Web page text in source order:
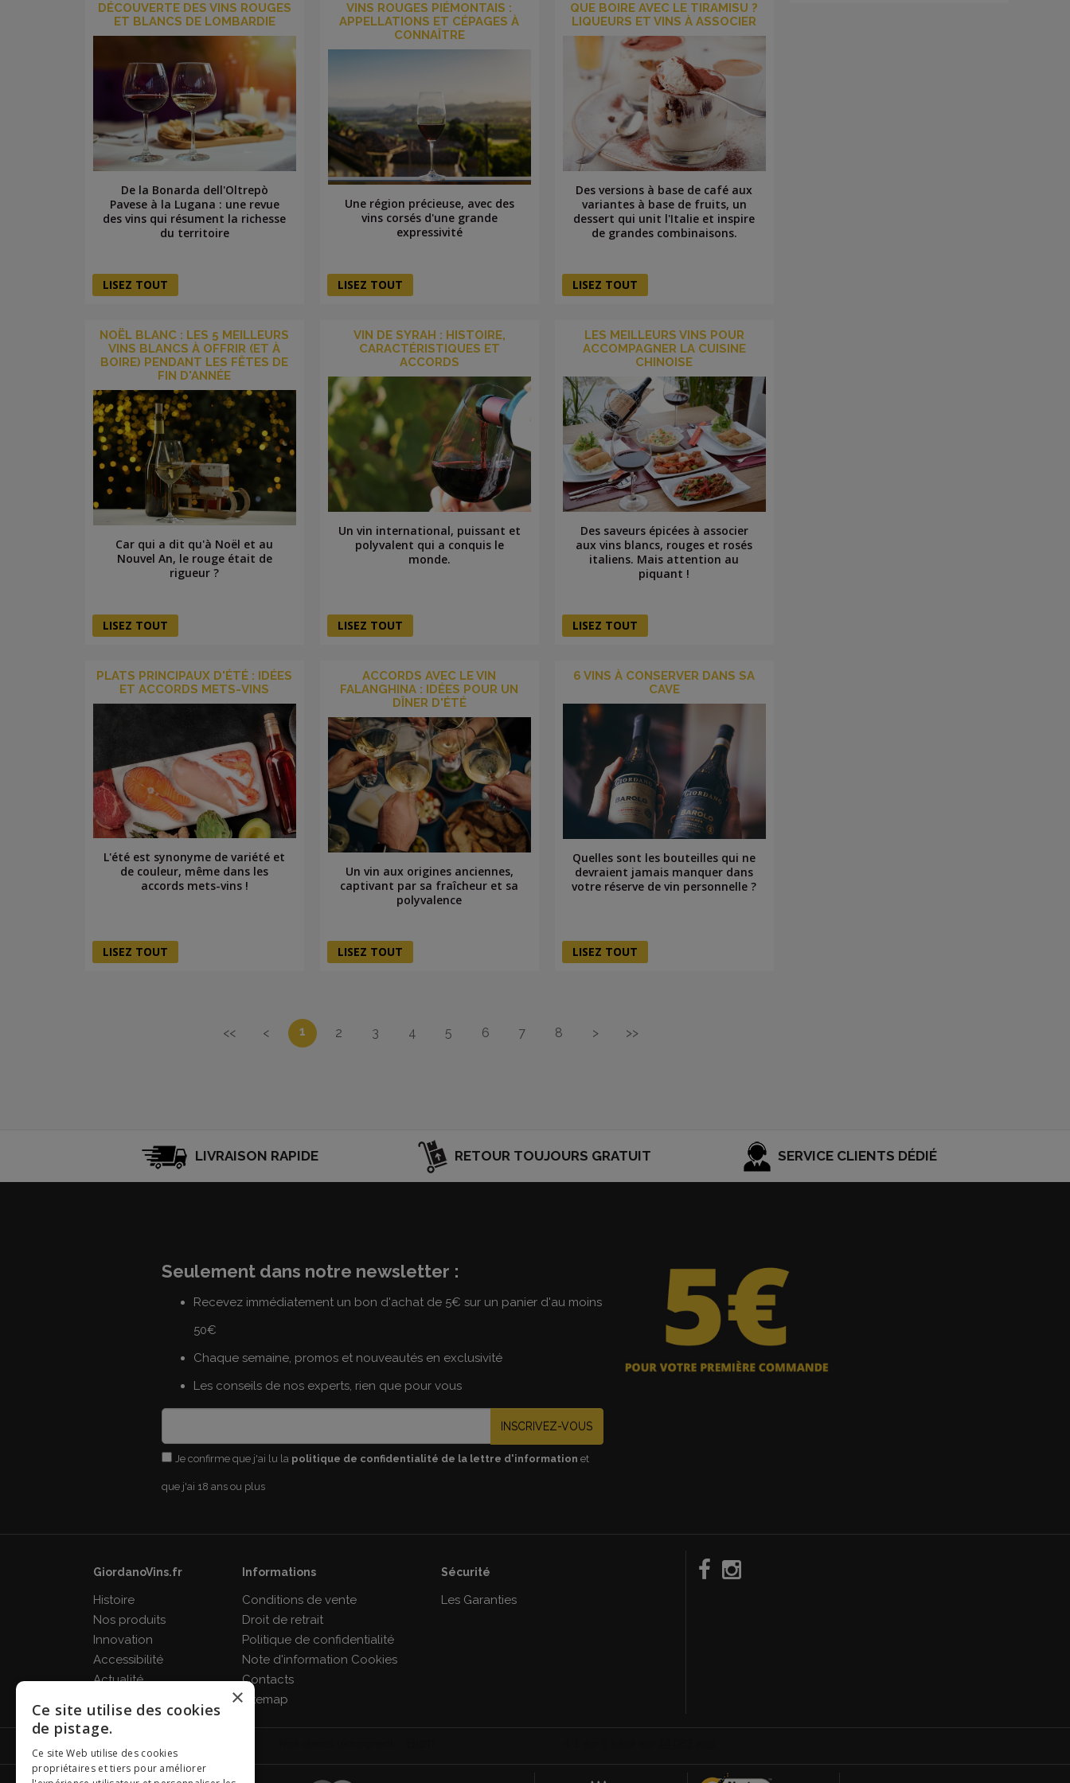
DÉCOUVERTE DES VINS ROUGES
ET BLANCS DE LOMBARDIE
De la Bonarda dell'Oltrepò
Pavese à la Lugana : une revue
des vins qui résument la richesse
du territoire
LISEZ TOUT
VINS ROUGES PIÉMONTAIS :
APPELLATIONS ET CÉPAGES À
CONNAÎTRE
Une région précieuse, avec des
vins corsés d'une grande
expressivité
LISEZ TOUT
QUE BOIRE AVEC LE TIRAMISU ?
LIQUEURS ET VINS À ASSOCIER
Des versions à base de café aux
variantes à base de fruits, un
dessert qui unit l'Italie et inspire
de grandes combinaisons.
LISEZ TOUT
NOËL BLANC : LES 5 MEILLEURS
VINS BLANCS À OFFRIR (ET À
BOIRE) PENDANT LES FÊTES DE
FIN D'ANNÉE
Car qui a dit qu'à Noël et au
Nouvel An, le rouge était de
rigueur ?
LISEZ TOUT
VIN DE SYRAH : HISTOIRE,
CARACTÉRISTIQUES ET
ACCORDS
Un vin international, puissant et
polyvalent qui a conquis le
monde.
LISEZ TOUT
LES MEILLEURS VINS POUR
ACCOMPAGNER LA CUISINE
CHINOISE
Des saveurs épicées à associer
aux vins blancs, rouges et rosés
italiens. Mais attention au
piquant !
LISEZ TOUT
PLATS PRINCIPAUX D'ÉTÉ : IDÉES
ET ACCORDS METS-VINS
L'été est synonyme de variété et
de couleur, même dans les
accords mets-vins !
LISEZ TOUT
ACCORDS AVEC LE VIN
FALANGHINA : IDÉES POUR UN
DÎNER D'ÉTÉ
Un vin aux origines anciennes,
captivant par sa fraîcheur et sa
polyvalence
LISEZ TOUT
6 VINS À CONSERVER DANS SA
CAVE
Quelles sont les bouteilles qui ne
devraient jamais manquer dans
votre réserve de vin personnelle ?
LISEZ TOUT
<< < 1 2 3 4 5 6 7 8 > >>
LIVRAISON RAPIDE RETOUR TOUJOURS GRATUIT SERVICE CLIENTS DÉDIÉ
Seulement dans notre newsletter :
Recevez immédiatement un bon d'achat de 5€ sur un panier d'au moins
50€
Chaque semaine, promos et nouveautés en exclusivité
Les conseils de nos experts, rien que pour vous
INSCRIVEZ-VOUS
Je confirme que j'ai lu la politique de confidentialité de la lettre d'information et
que j'ai 18 ans ou plus
GiordanoVins.fr
Histoire
Nos produits
Innovation
Accessibilité
Actualité
Informations
Conditions de vente
Droit de retrait
Politique de confidentialité
Note d'information Cookies
Contacts
Sitemap
Sécurité
Les Garanties
×
Ce site utilise des cookies
de pistage.
Ce site Web utilise des cookies
propriétaires et tiers pour améliorer